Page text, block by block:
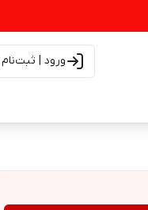
ورود | ثبت‌نام